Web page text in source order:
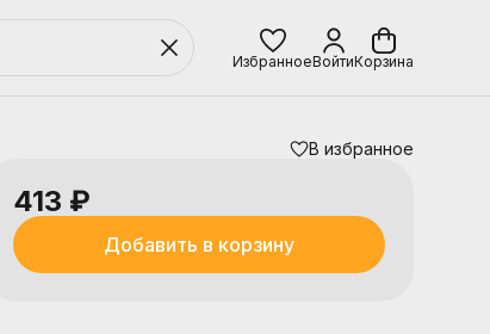
ИзбранноеВойтиКорзина
В избранное
413 ₽
Добавить в корзину